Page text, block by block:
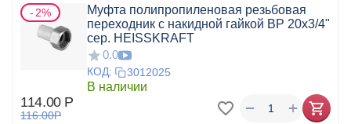
2%
Муфта полипропиленовая резьбовая
переходник с накидной гайкой ВР 20x3/4"
сер. HEISSKRAFT
0.0
КОД: 3012025
В наличии
114.00 Р
116.00Р +
−